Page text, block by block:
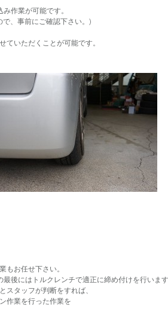
作業が可能です。
、事前にご確認下さい。)
ていただくことが可能です。
もお任せ下さい。
後にはトルクレンチで適正に締め付けを行います
スタッフが判断をすれば、
作業を行った作業を